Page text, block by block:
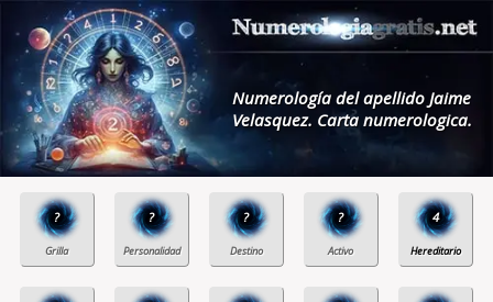
Numerología del apellido Jaime
Velasquez. Carta numerologica.
? ? ? ? 4